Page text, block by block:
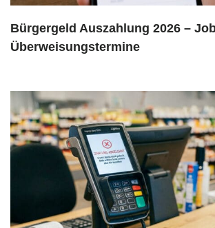
Bürgergeld Auszahlung 2026 –
Überweisungstermine